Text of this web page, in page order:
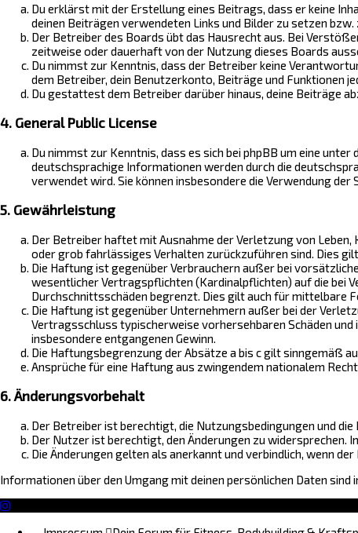
Du erklärst mit der Erstellung eines Beitrags, dass er keine
deinen Beiträgen verwendeten Links und Bilder zu setzen bzw.
Der Betreiber des Boards übt das Hausrecht aus. Bei
zeitweise oder dauerhaft von der Nutzung dieses Boards
Du nimmst zur Kenntnis, dass der Betreiber keine
dem Betreiber, dein Benutzerkonto, Beiträge und Funktionen
Du gestattest dem Betreiber darüber hinaus, deine Beiträge
4. General Public License
Du nimmst zur Kenntnis, dass es sich bei phpBB um eine unter
deutschsprachige Informationen werden durch die
verwendet wird. Sie können insbesondere die Verwendung
5. Gewährleistung
Der Betreiber haftet mit Ausnahme der Verletzung von
oder grob fahrlässiges Verhalten zurückzuführen sind. Dies
Die Haftung ist gegenüber Verbrauchern außer bei
wesentlicher Vertragspflichten (Kardinalpflichten) auf die bei
Durchschnittsschäden begrenzt. Dies gilt auch für mittelbare
Die Haftung ist gegenüber Unternehmern außer bei der
Vertragsschluss typischerweise vorhersehbaren Schäden
insbesondere entgangenen Gewinn.
Die Haftungsbegrenzung der Absätze a bis c gilt sinngemäß
Ansprüche für eine Haftung aus zwingendem nationalem
6. Änderungsvorbehalt
Der Betreiber ist berechtigt, die Nutzungsbedingungen und
Der Nutzer ist berechtigt, den Änderungen zu
Die Änderungen gelten als anerkannt und verbindlich, wenn
Informationen über den Umgang mit deinen persönlichen Daten